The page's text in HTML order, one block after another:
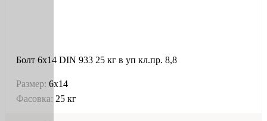
Болт 6х14 DIN 933 25 кг в уп кл.пр. 8,8
Размер: 6х14
Фасовка: 25 кг